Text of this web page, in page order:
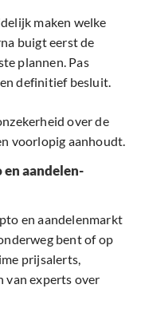
maken welke
buigt eerst de
plannen. Pas
definitief besluit.
over de
voorlopig aanhoudt.
aandelen-
en aandelenmarkt
bent of op
prijsalerts,
van experts over